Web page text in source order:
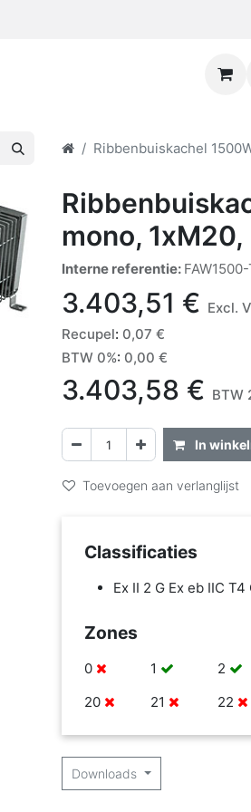
Ribbenbuiskachel
mono, 1xM20,
Interne referentie:
3.403,51 € Excl.
Recupel: 0,07 €
BTW 0%: 0,00 €
3.403,58 € BTW
In
Toevoegen aan verlanglijst
Classificaties
Ex II 2 G Ex eb IIC T4
Zones
0 1
2
20
21 22
Downloads